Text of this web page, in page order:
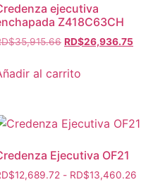
ejecutiva
Z418C63CH
35,915.66 RD$26,936.75
al carrito
Ejecutiva OF21
12,689.72 - RD$13,460.26